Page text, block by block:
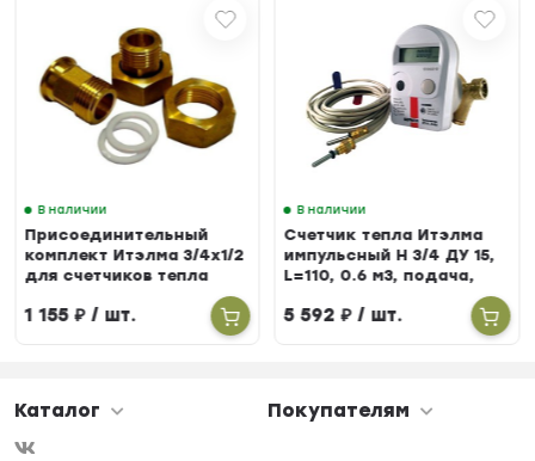
В наличии
Присоединительный
комплект Итэлма 3/4х1/2
для счетчиков тепла
1 155₽/ шт.
В наличии
Счетчик тепла Итэлма
импульсный Н 3/4 ДУ 15,
L=110, 0.6 м3, подача,
5 592₽/ шт.
Каталог Покупателям